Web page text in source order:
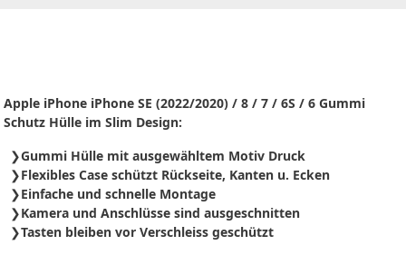
Apple iPhone iPhone SE (2022/2020) / 8 / 7 / 6S / 6 Gummi
Schutz Hülle im Slim Design:
Gummi Hülle mit ausgewähltem Motiv Druck
Flexibles Case schützt Rückseite, Kanten u. Ecken
Einfache und schnelle Montage
Kamera und Anschlüsse sind ausgeschnitten
Tasten bleiben vor Verschleiss geschützt